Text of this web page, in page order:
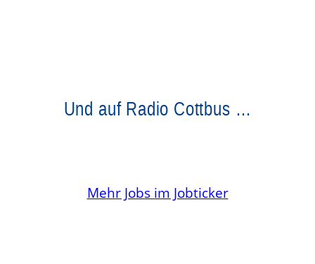
Und auf Radio Cottbus …
Mehr Jobs im Jobticker